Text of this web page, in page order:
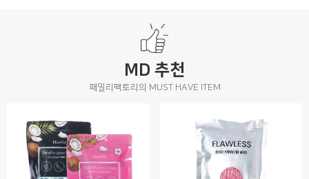
MD 추천
패밀리팩토리의 MUST HAVE ITEM